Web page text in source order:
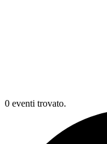
0 eventi trovato.